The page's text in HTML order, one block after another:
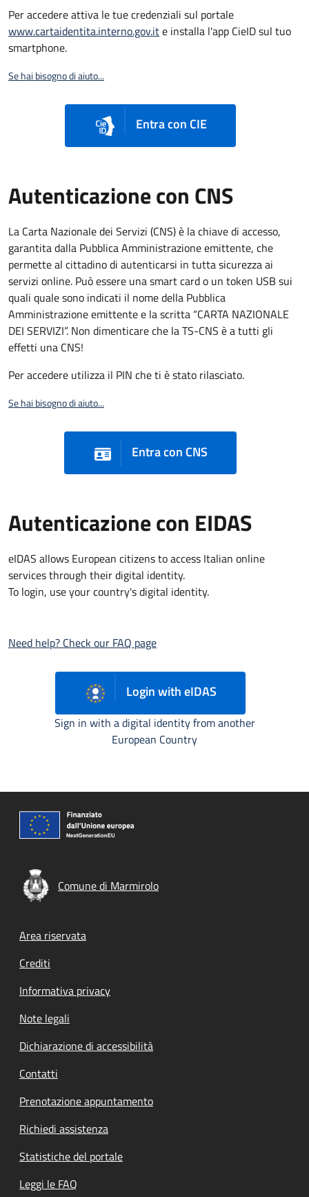
Per accedere attiva le tue credenziali sul portale
www.cartaidentita.interno.gov.ite installa l'app CieID sul tuo
smartphone.
Se hai bisogno di aiuto...
Entra con CIE
Autenticazione con CNS
La Carta Nazionale dei Servizi (CNS) è la chiave di accesso,
garantita dalla Pubblica Amministrazione emittente, che
permette al cittadino di autenticarsi in tutta sicurezza ai
servizi online. Può essere una smart card o un token USB sui
quali quale sono indicati il nome della Pubblica
Amministrazione emittente e la scritta “CARTA NAZIONALE
DEI SERVIZI”. Non dimenticare che la TS-CNS è a tutti gli
effetti una CNS!
Per accedere utilizza il PIN che ti è stato rilasciato.
Se hai bisogno di aiuto...
Entra con CNS
Autenticazione con EIDAS
eIDAS allows European citizens to access Italian online
services through their digital identity.
To login, use your country's digital identity.
Need help? Check our FAQ page
Login with eIDAS
Sign in with a digital identity from another
European Country
Comune di Marmirolo
Footer menu
Area riservata
Crediti
Informativa privacy
Note legali
Dichiarazione di accessibilità
Contatti
Prenotazione appuntamento
Richiedi assistenza
Statistiche del portale
Leggi le FAQ